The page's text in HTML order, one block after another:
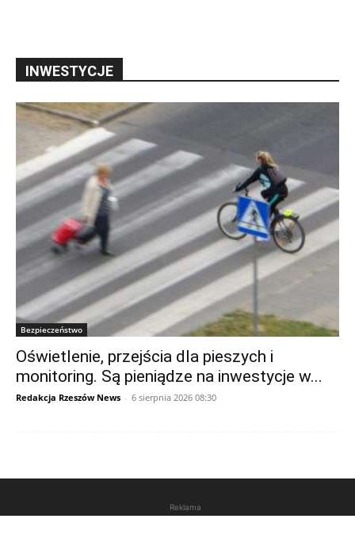
INWESTYCJE
Bezpieczeństwo
Oświetlenie, przejścia dla pieszych i
monitoring. Są pieniądze na inwestycje w...
Redakcja Rzeszów News - 6 sierpnia 2026 08:30
Reklama